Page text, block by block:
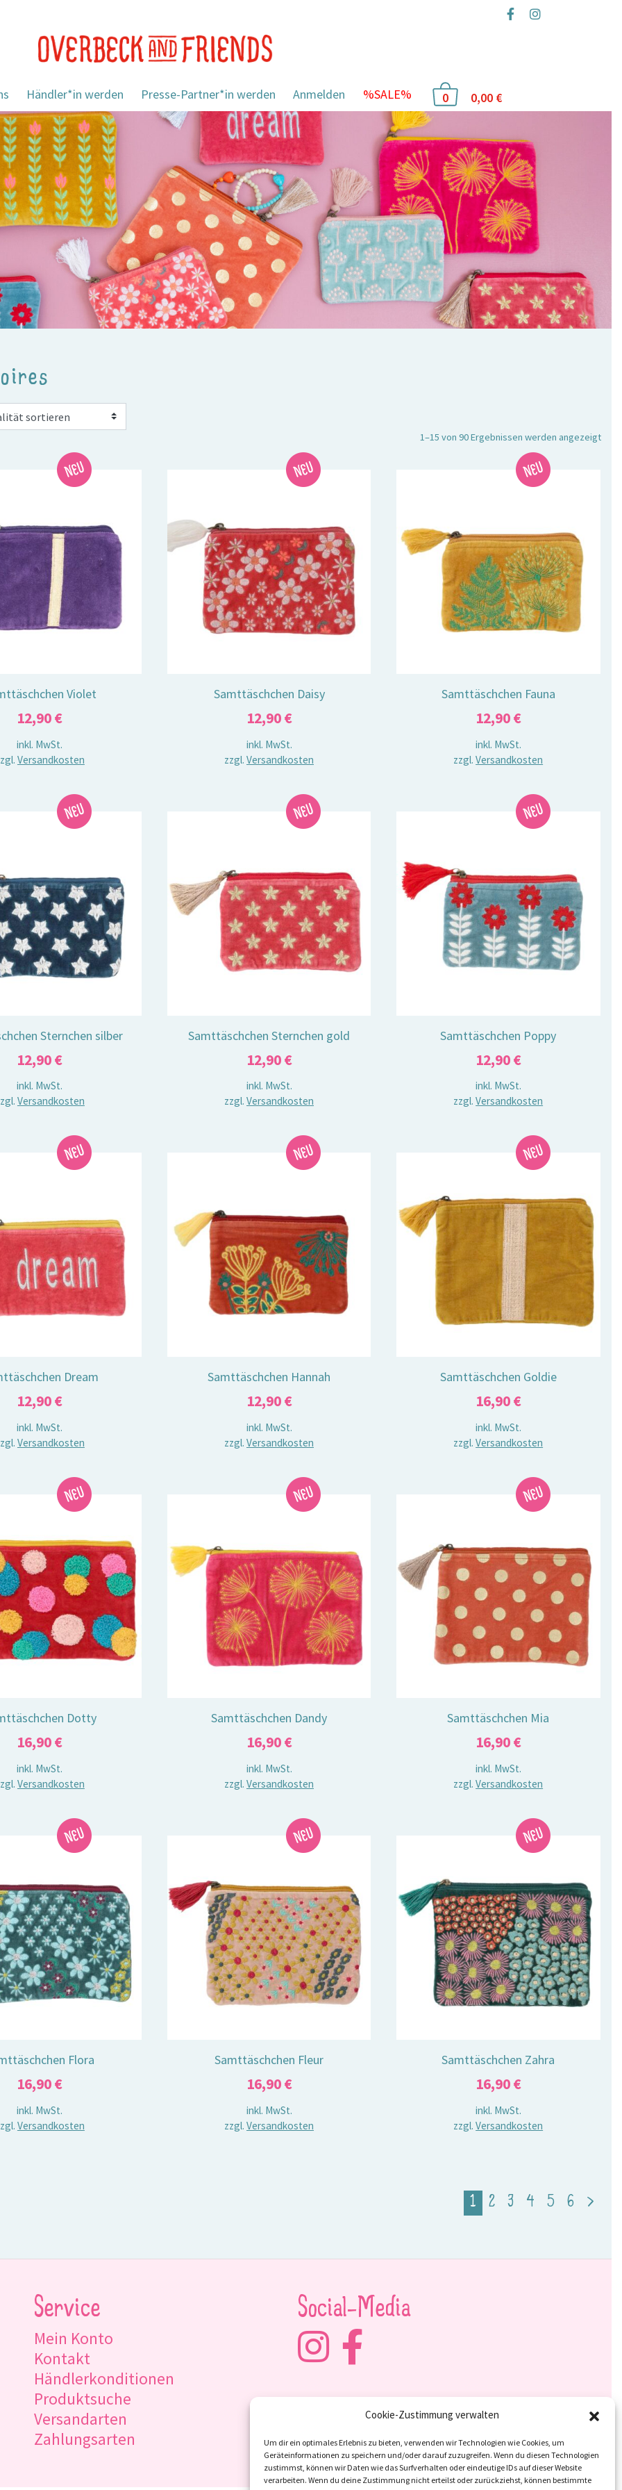
Cookie-Zustimmung verwalten
Um dir ein optimales Erlebnis zu bieten, verwenden wir Technologien wie Cookies, um
Geräteinformationen zu speichern und/oder darauf zuzugreifen. Wenn du diesen Technologien
zustimmst, können wir Daten wie das Surfverhalten oder eindeutige IDs auf dieser Website
verarbeiten. Wenn du deine Zustimmung nicht erteilst oder zurückziehst, können bestimmte
Händler*in werden Presse-Partner*in werden Anmelden %SALE% 0 0,00 €
1–15 von 90 Ergebnissen werden angezeigtNach
Violet
12,90€
inkl. MwSt.
Versandkosten
Samttäschchen Daisy
12,90€
inkl. MwSt.
zzgl.Versandkosten
Samttäschchen Fauna
12,90€
inkl. MwSt.
zzgl.Versandkosten
Sternchen silber
12,90€
inkl. MwSt.
Versandkosten
Samttäschchen Sternchen gold
12,90€
inkl. MwSt.
zzgl.Versandkosten
Samttäschchen Poppy
12,90€
inkl. MwSt.
zzgl.Versandkosten
Dream
12,90€
inkl. MwSt.
Versandkosten
Samttäschchen Hannah
12,90€
inkl. MwSt.
zzgl.Versandkosten
Samttäschchen Goldie
16,90€
inkl. MwSt.
zzgl.Versandkosten
Dotty
16,90€
inkl. MwSt.
Versandkosten
Samttäschchen Dandy
16,90€
inkl. MwSt.
zzgl.Versandkosten
Samttäschchen Mia
16,90€
inkl. MwSt.
zzgl.Versandkosten
Flora
16,90€
inkl. MwSt.
Versandkosten
Samttäschchen Fleur
16,90€
inkl. MwSt.
zzgl.Versandkosten
Samttäschchen Zahra
16,90€
inkl. MwSt.
zzgl.Versandkosten
1 2 3 4 5 6 >
Service
Mein Konto
Kontakt
Händlerkonditionen
Produktsuche
Versandarten
Zahlungsarten
Social-Media